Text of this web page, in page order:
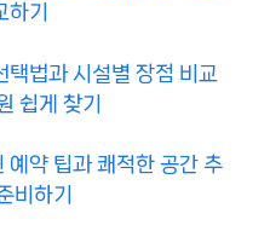
하기
택법과 시설별 장점 비교
쉽게 찾기
예약 팁과 쾌적한 공간 추
비하기